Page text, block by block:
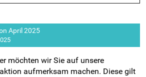
April 2025
möchten wir Sie auf unsere
aufmerksam machen. Diese gilt